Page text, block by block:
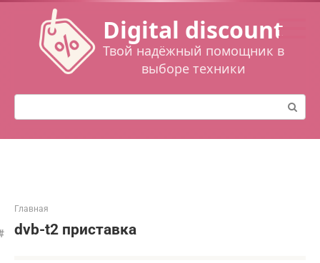
Перейти
контенту
Digital discount
Твой надёжный помощник в
выборе техники
Поиск:
Главная
dvb-t2 приставка